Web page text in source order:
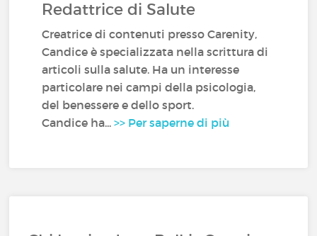
Redattrice di Salute
Creatrice di contenuti presso Carenity,
Candice è specializzata nella scrittura di
articoli sulla salute. Ha un interesse
particolare nei campi della psicologia,
del benessere e dello sport.
Candice ha...>> Per saperne di più